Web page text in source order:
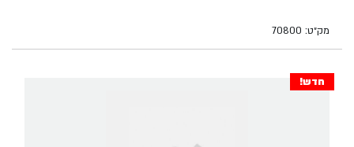
מק״ט: 70800
חדש!